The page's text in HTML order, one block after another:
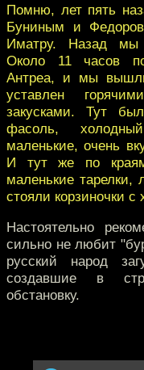
Помню, лет пять
Буниным и
Иматру. Назад мы
Около 11 часов
Антреа, и мы
уставлен
закусками. Тут
фасоль,
маленькие, очень
И тут же по
маленькие
стояли корзиночки с
Настоятельно
сильно не любит
русский народ
создавшие в
обстановку.